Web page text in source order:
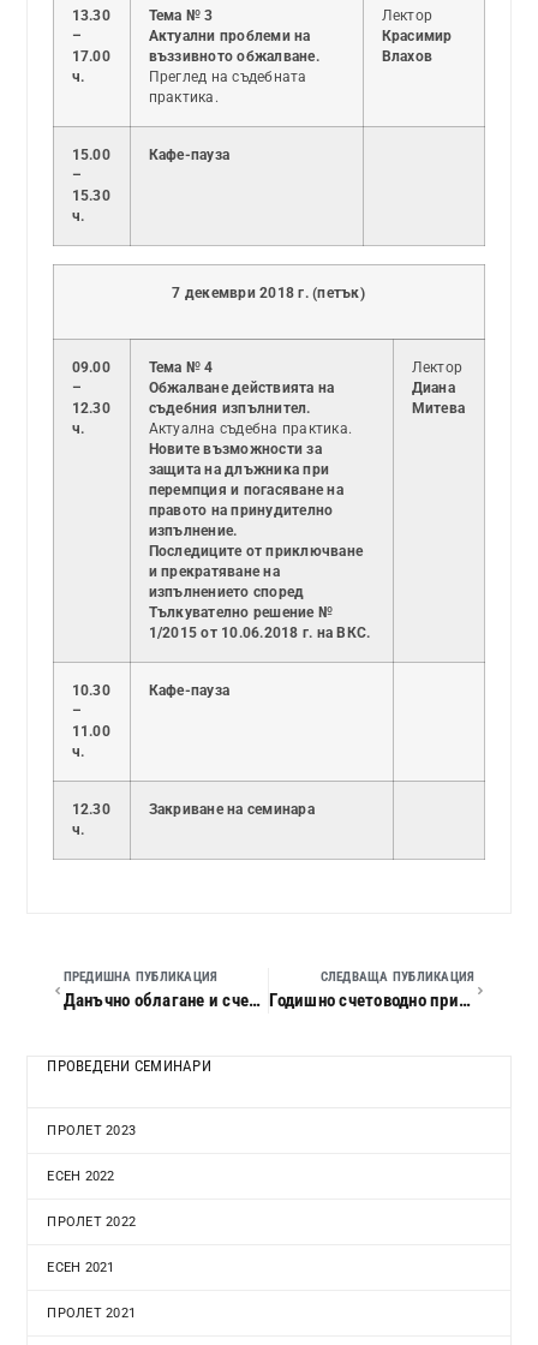
13.30
–
17.00
ч.
Тема № 3
Актуални проблеми на
въззивното обжалване.
Преглед на съдебната
практика.
Лектор
Красимир
Влахов
15.00
–
15.30
ч.
Кафе-пауза
7 декември 2018 г. (петък)
09.00
–
12.30
ч.
Тема № 4
Обжалване действията на
съдебния изпълнител.
Актуална съдебна практика.
Новите възможности за
защита на длъжника при
перемпция и погасяване на
правото на принудително
изпълнение.
Последиците от приключване
и прекратяване на
изпълнението според
Тълкувателно решение №
1/2015 от 10.06.2018 г. на ВКС.
Лектор
Диана
Митева
10.30
–
11.00
ч.
Кафе-пауза
12.30
ч.
Закриване на семинара
ПРЕДИШНА ПУБЛИКАЦИЯ
Данъчно облагане и счетоводно приключване на 2018 г.
СЛЕДВАЩА ПУБЛИКАЦИЯ
Годишно счетоводно приключване на 2018 г. за бюджетните организации. Указания на Министерство на финансите
ПРОВЕДЕНИ СЕМИНАРИ
ПРОЛЕТ 2023
ЕСЕН 2022
ПРОЛЕТ 2022
ЕСЕН 2021
ПРОЛЕТ 2021